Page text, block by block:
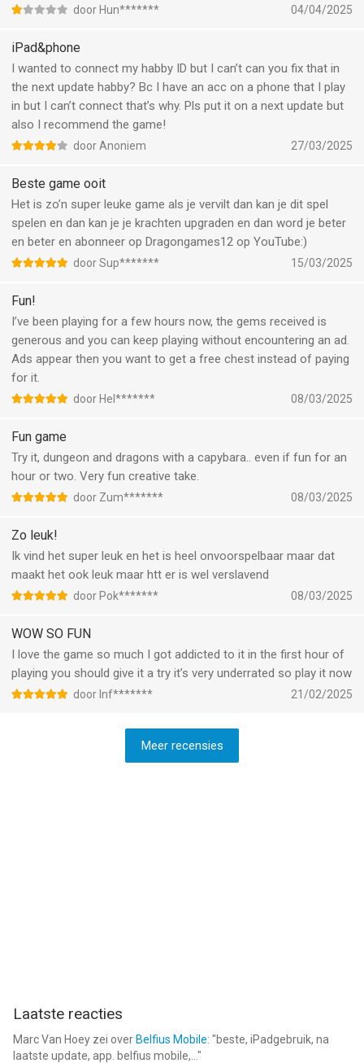
door Hun******* 04/04/2025
iPad&phone
I wanted to connect my habby ID but I can’t can you fix that in
the next update habby? Bc I have an acc on a phone that I play
in but I can’t connect that’s why. Pls put it on a next update but
also I recommend the game!
door Anoniem 27/03/2025
Beste game ooit
Het is zo’n super leuke game als je vervilt dan kan je dit spel
spelen en dan kan je je krachten upgraden en dan word je beter
en beter en abonneer op Dragongames12 op YouTube:)
door Sup******* 15/03/2025
Fun!
I’ve been playing for a few hours now, the gems received is
generous and you can keep playing without encountering an ad.
Ads appear then you want to get a free chest instead of paying
for it.
door Hel******* 08/03/2025
Fun game
Try it, dungeon and dragons with a capybara.. even if fun for an
hour or two. Very fun creative take.
door Zum******* 08/03/2025
Zo leuk!
Ik vind het super leuk en het is heel onvoorspelbaar maar dat
maakt het ook leuk maar htt er is wel verslavend
door Pok******* 08/03/2025
WOW SO FUN
I love the game so much I got addicted to it in the first hour of
playing you should give it a try it’s very underrated so play it now
door Inf******* 21/02/2025
Meer recensies
Laatste reacties
Marc Van Hoey zei over Belfius Mobile: "beste, iPadgebruik, na
laatste update, app. belfius mobile,... "